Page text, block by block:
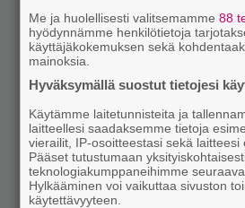
Me ja huolellisesti valitsemamme88
hyödynnämme henkilötietoja
käyttäjäkokemuksen sekä
mainoksia.
Hyväksymällä suostut tietojesi
Käytämme laitetunnisteita ja
laitteellesi saadaksemme tietoja
vierailit, IP-osoitteestasi sekä laitteesi
Pääset tutustumaan
teknologiakumppaneihimme
Hylkääminen voi vaikuttaa sivuston
käytettävyyteen.